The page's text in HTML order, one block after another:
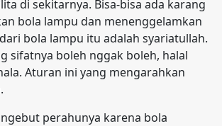
di sekitarnya. Bisa-bisa ada karang
bola lampu dan menenggelamkan
bola lampu itu adalah syariatullah.
sifatnya boleh nggak boleh, halal
Aturan ini yang mengarahkan
perahunya karena bola